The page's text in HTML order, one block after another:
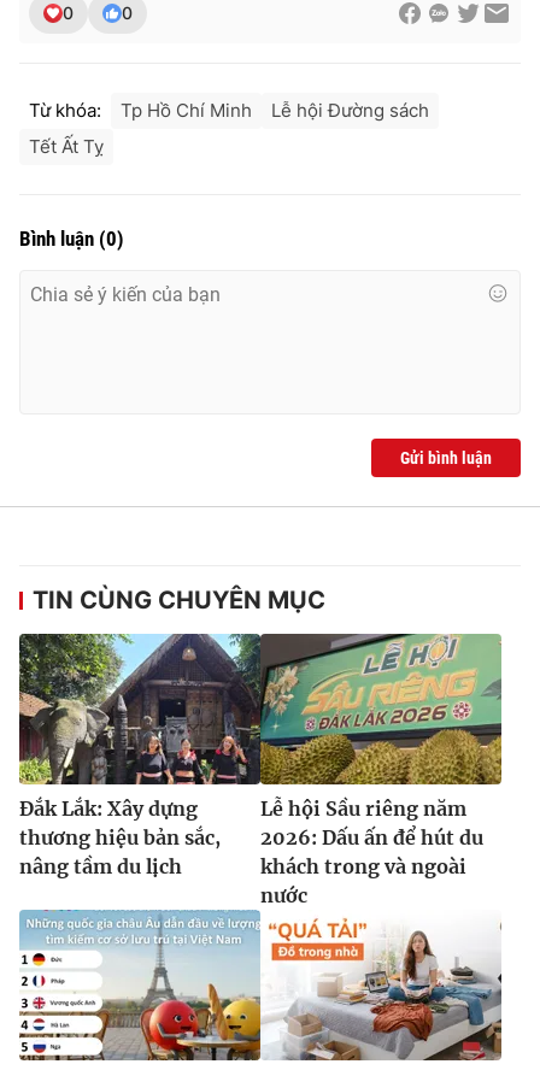
0 0
Từ khóa: Tp Hồ Chí Minh
Lễ hội Đường sách
Tết Ất Tỵ
Bình luận (0)
Gửi bình luận
TIN CÙNG CHUYÊN MỤC
Đắk Lắk: Xây dựng
thương hiệu bản sắc,
nâng tầm du lịch
Lễ hội Sầu riêng năm
2026: Dấu ấn để hút du
khách trong và ngoài
nước